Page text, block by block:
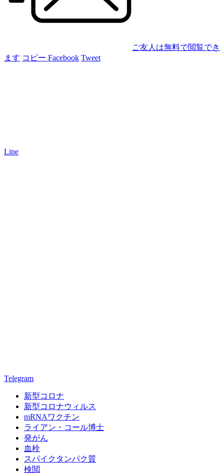
ご友人は無料で閲覧でき
ます コピー Facebook Tweet
Line
Telegram
新型コロナ
新型コロナウィルス
mRNAワクチン
ライアン・コール博士
発がん
血栓
スパイクタンパク質
検閲